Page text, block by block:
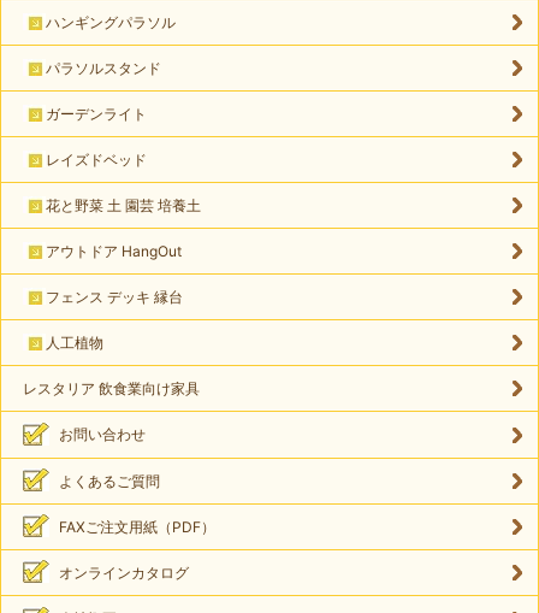
ハンギングパラソル
パラソルスタンド
ガーデンライト
レイズドベッド
花と野菜 土 園芸 培養土
アウトドア HangOut
フェンス デッキ 縁台
人工植物
レスタリア 飲食業向け家具
お問い合わせ
よくあるご質問
FAXご注文用紙（PDF）
オンラインカタログ